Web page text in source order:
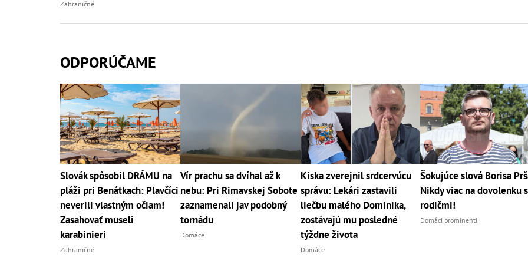
Zahraničné
ODPORÚČAME
Slovák spôsobil DRÁMU na
pláži pri Benátkach: Plavčíci
neverili vlastným očiam!
Zasahovať museli
karabinieri
Zahraničné
Vír prachu sa dvíhal až k
nebu: Pri Rimavskej Sobote
zaznamenali jav podobný
tornádu
Domáce
Kiska zverejnil srdcervúcu
správu: Lekári zastavili
liečbu malého Dominika,
zostávajú mu posledné
týždne života
Domáce
Šokujúce slová Borisa
Nikdy viac na dovolenku s
rodičmi!
Domáci prominenti